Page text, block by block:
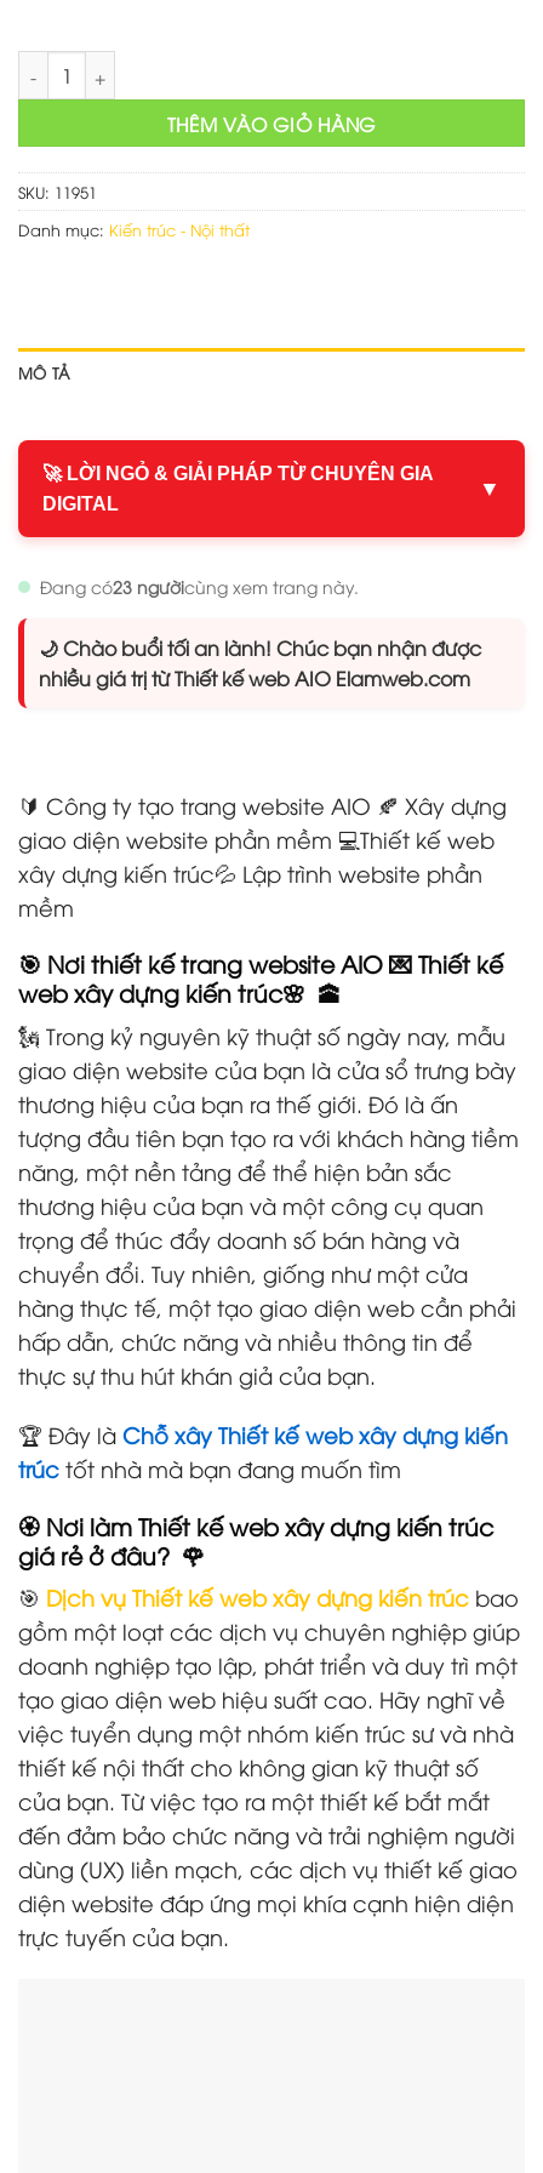
Thiết kế web xây dựng kiến trúc số lượng
THÊM VÀO GIỎ HÀNG
SKU: 11951
Danh mục: Kiến trúc - Nội thất
MÔ TẢ
🚀 LỜI NGỎ & GIẢI PHÁP TỪ CHUYÊN GIA
DIGITAL
▼
Đang có23 ngườicùng xem trang này.
🌙 Chào buổi tối an lành! Chúc bạn nhận được
nhiều giá trị từ Thiết kế web AIO Elamweb.com
🔰 Công ty tạo trang website AIO 🍂 Xây dựng
giao diện website phần mềm 💻Thiết kế web
xây dựng kiến trúc💦 Lập trình website phần
mềm
🎯 Nơi thiết kế trang website AIO 💌 Thiết kế
web xây dựng kiến trúc🌸 🕋
🗽 Trong kỷ nguyên kỹ thuật số ngày nay, mẫu
giao diện website của bạn là cửa sổ trưng bày
thương hiệu của bạn ra thế giới. Đó là ấn
tượng đầu tiên bạn tạo ra với khách hàng tiềm
năng, một nền tảng để thể hiện bản sắc
thương hiệu của bạn và một công cụ quan
trọng để thúc đẩy doanh số bán hàng và
chuyển đổi. Tuy nhiên, giống như một cửa
hàng thực tế, một tạo giao diện web cần phải
hấp dẫn, chức năng và nhiều thông tin để
thực sự thu hút khán giả của bạn.
🏆 Đây là Chỗ xây Thiết kế web xây dựng kiến
trúc tốt nhà mà bạn đang muốn tìm
🏵️ Nơi làm Thiết kế web xây dựng kiến trúc
giá rẻ ở đâu? 🌹
🎯 Dịch vụ Thiết kế web xây dựng kiến trúc bao
gồm một loạt các dịch vụ chuyên nghiệp giúp
doanh nghiệp tạo lập, phát triển và duy trì một
tạo giao diện web hiệu suất cao. Hãy nghĩ về
việc tuyển dụng một nhóm kiến trúc sư và nhà
thiết kế nội thất cho không gian kỹ thuật số
của bạn. Từ việc tạo ra một thiết kế bắt mắt
đến đảm bảo chức năng và trải nghiệm người
dùng (UX) liền mạch, các dịch vụ thiết kế giao
diện website đáp ứng mọi khía cạnh hiện diện
trực tuyến của bạn.